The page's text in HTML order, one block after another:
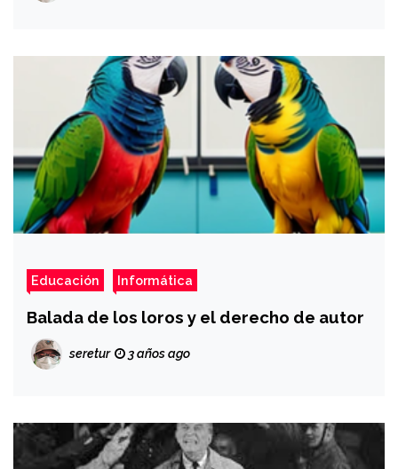
Educación Informática
Balada de los loros y el derecho de autor
seretur 3 años ago